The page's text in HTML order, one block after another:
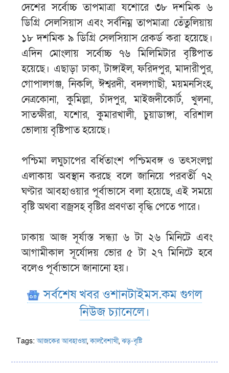
দেশের সর্বোচ্চ তাপমাত্রা যশোরে ৩৮ দশমিক ৬
ডিগ্রি সেলসিয়াস এবং সর্বনিম্ন তাপমাত্রা তেঁতুলিয়ায়
১৮ দশমিক ৯ ডিগ্রি সেলসিয়াস রেকর্ড করা হয়েছে।
এদিন মোংলায় সর্বোচ্চ ৭৬ মিলিমিটার বৃষ্টিপাত
হয়েছে। এছাড়া ঢাকা, টাঙ্গাইল, ফরিদপুর, মাদারীপুর,
গোপালগঞ্জ, নিকলি, ঈশ্বরদী, বদলগাছী, ময়মনসিংহ,
নেত্রকোনা, কুমিল্লা, চাঁদপুর, মাইজদীকোর্ট, খুলনা,
সাতক্ষীরা, যশোর, কুমারখালী, চুয়াডাঙ্গা, বরিশাল
ভোলায় বৃষ্টিপাত হয়েছে।
পশ্চিমা লঘুচাপের বর্ধিতাংশ পশ্চিমবঙ্গ ও তৎসংলগ্ন
এলাকায় অবস্থান করছে বলে জানিয়ে পরবর্তী ৭২
ঘণ্টার আবহাওয়ার পূর্বাভাসে বলা হয়েছে, এই সময়ে
বৃষ্টি অথবা বজ্রসহ বৃষ্টির প্রবণতা বৃদ্ধি পেতে পারে।
ঢাকায় আজ সূর্যাস্ত সন্ধ্যা ৬ টা ২৬ মিনিটে এবং
আগামীকাল সূর্যোদয় ভোর ৫ টা ২৭ মিনিটে হবে
বলেও পূর্বাভাসে জানানো হয়।
সর্বশেষ খবর ওশানটাইমস.কম গুগল
নিউজ চ্যানেলে।
Tags:আজকের আবহাওয়া,কালবৈশাখী,ঝড়-বৃষ্টি